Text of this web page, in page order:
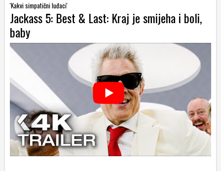
'Kakvi simpatični luđaci'
Jackass 5: Best & Last: Kraj je smijeha i boli,
baby